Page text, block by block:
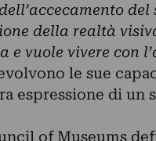
della realtà
e vuole vivere con
le sue
espressione di
of Museums